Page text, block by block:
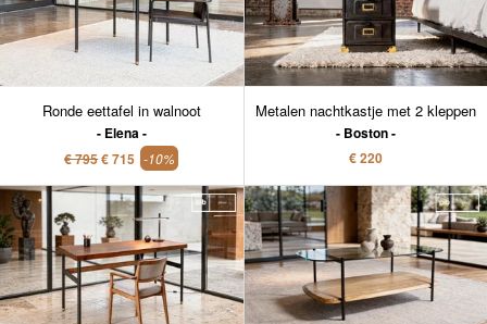
Ronde eettafel in walnoot
Elena
€ 795€ 715 -10%
Metalen nachtkastje met 2 kleppen
Boston
€ 220